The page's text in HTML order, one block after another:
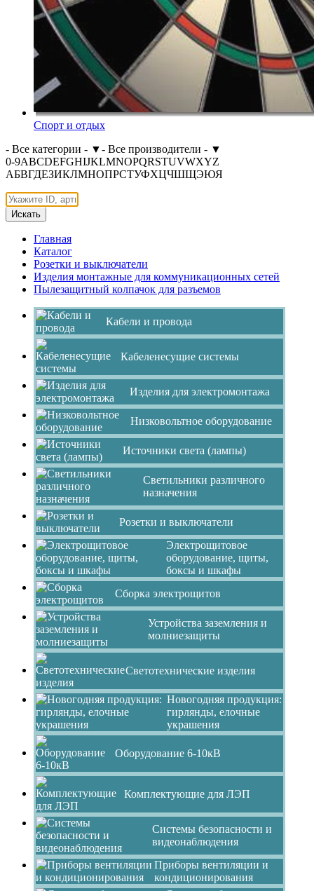
Спорт и отдых
- Все категории - ▼- Все производители - ▼
0-9ABCDEFGHIJKLMNOPQRSTUVWXYZ
АБВГДЕЗИКЛМНОПРСТУФХЦЧШЩЭЮЯ
Искать
Главная
Каталог
Розетки и выключатели
Изделия монтажные для коммуникационных сетей
Пылезащитный колпачок для разъемов
Кабели и провода
Кабеленесущие системы
Изделия для электромонтажа
Низковольтное оборудование
Источники света (лампы)
Светильники различного
назначения
Розетки и выключатели
Электрощитовое
оборудование, щиты,
боксы и шкафы
Сборка электрощитов
Устройства заземления и
молниезащиты
Светотехнические изделия
Новогодняя продукция:
гирлянды, елочные
украшения
Оборудование 6-10кВ
Комплектующие для ЛЭП
Системы безопасности и
видеонаблюдения
Приборы вентиляции и
кондиционирования